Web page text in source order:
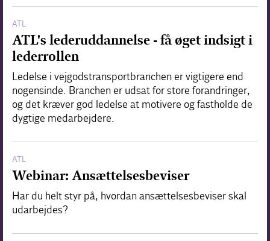
ATL
ATL's lederuddannelse - få øget indsigt i
lederrollen
Ledelse i vejgodstransportbranchen er vigtigere end
nogensinde. Branchen er udsat for store forandringer,
og det kræver god ledelse at motivere og fastholde de
dygtige medarbejdere.
ATL
Webinar: Ansættelsesbeviser
Har du helt styr på, hvordan ansættelsesbeviser skal
udarbejdes?